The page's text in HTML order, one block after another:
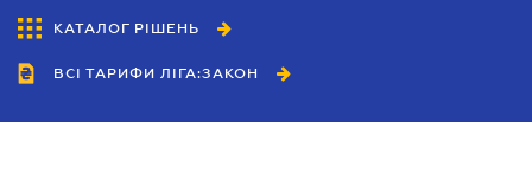
КАТАЛОГ РІШЕНЬ
ВСІ ТАРИФИ ЛІГА:ЗАКОН